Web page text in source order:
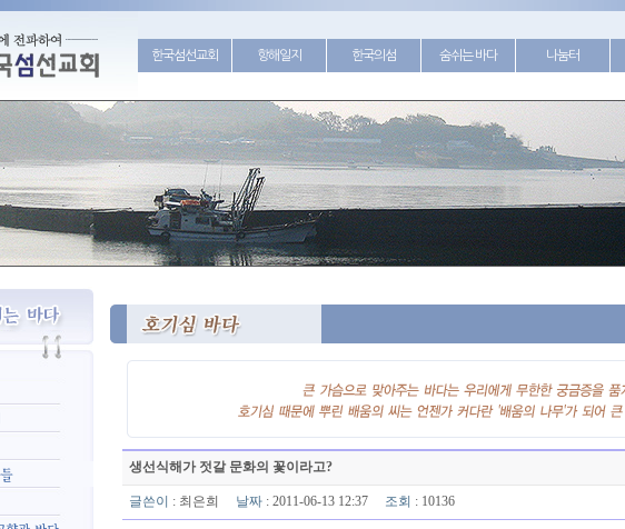
한국섬선교회 항해일지 한국의섬 숨쉬는 바다 나눔터
생선식해가 젓갈 문화의 꽃이라고?
글쓴이 : 최은희 날짜: 2011-06-13 12:37 조회 : 10136